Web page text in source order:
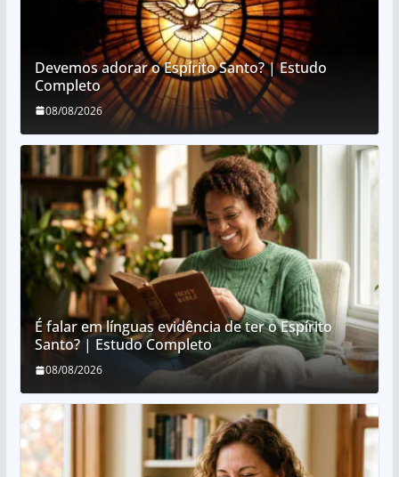
Devemos adorar o Espírito Santo? | Estudo
Completo
08/08/2026
É falar em línguas evidência de ter o Espírito
Santo? | Estudo Completo
08/08/2026